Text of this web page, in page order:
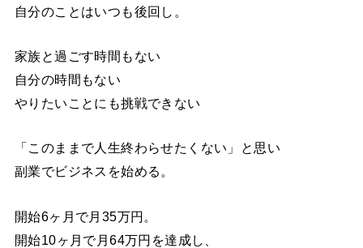
自分のことはいつも後回し。
家族と過ごす時間もない
自分の時間もない
やりたいことにも挑戦できない
「このままで人生終わらせたくない」と思い
副業でビジネスを始める。
開始6ヶ月で月35万円。
開始10ヶ月で月64万円を達成し、